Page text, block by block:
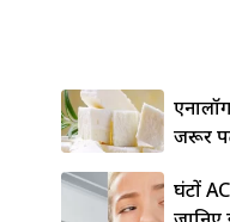
जरूर
घंटों